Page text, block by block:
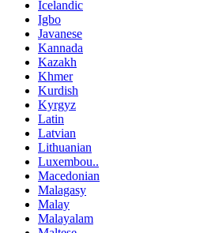
Icelandic
Igbo
Javanese
Kannada
Kazakh
Khmer
Kurdish
Kyrgyz
Latin
Latvian
Lithuanian
Luxembou..
Macedonian
Malagasy
Malay
Malayalam